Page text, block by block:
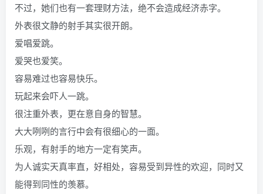
不过，她们也有一套理财方法，绝不会造成经济赤字。
外表很文静的射手其实很开朗。
爱唱爱跳。
爱哭也爱笑。
容易难过也容易快乐。
玩起来会吓人一跳。
很注重外表，更在意自身的智慧。
大大咧咧的言行中会有很细心的一面。
乐观，有射手的地方一定有笑声。
为人诚实天真率直，好相处，容易受到异性的欢迎，同时又
能得到同性的羡慕。